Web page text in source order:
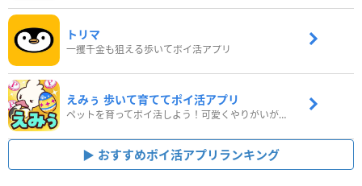
トリマ
一攫千金も狙える歩いてポイ活アプリ
えみぅ 歩いて育ててポイ活アプリ
ペットを育ってポイ活しよう！可愛くやりがいがある新感覚アプリ
おすすめポイ活アプリランキング